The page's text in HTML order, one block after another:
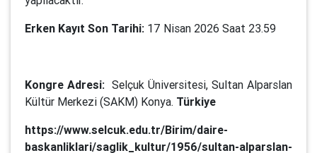
Erken Kayıt Son Tarihi: 17 Nisan 2026 Saat 23.59
Kongre Adresi: Selçuk Üniversitesi, Sultan Alparslan
Kültür Merkezi (SAKM) Konya. Türkiye
https://www.selcuk.edu.tr/Birim/daire-
baskanliklari/saglik_kultur/1956/sultan-alparslan-